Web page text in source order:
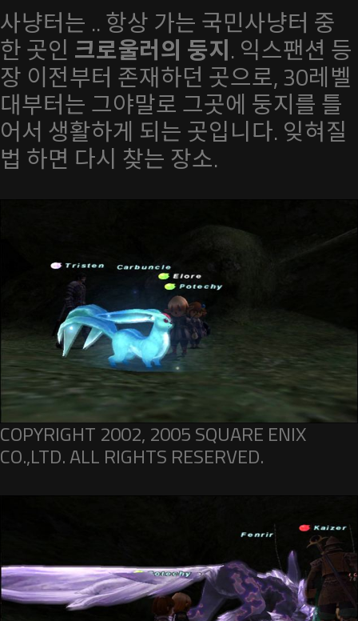
사냥터는 .. 항상 가는 국민사냥터 중
한 곳인크로울러의 둥지. 익스팬션 등
장 이전부터 존재하던 곳으로, 30레벨
대부터는 그야말로 그곳에 둥지를 틀
어서 생활하게 되는 곳입니다. 잊혀질
법 하면 다시 찾는 장소.
COPYRIGHT 2002, 2005 SQUARE ENIX
CO.,LTD. ALL RIGHTS RESERVED.